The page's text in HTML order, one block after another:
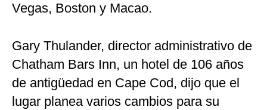
Vegas, Boston y Macao.
Gary Thulander, director administrativo de
Chatham Bars Inn, un hotel de 106 años
de antigüedad en Cape Cod, dijo que el
lugar planea varios cambios para su